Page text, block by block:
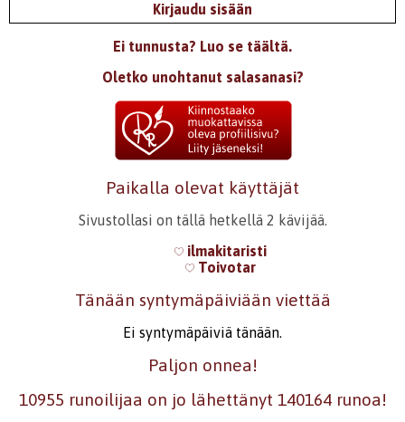
Kirjaudu sisään
Ei tunnusta? Luo se täältä.
Oletko unohtanut salasanasi?
Paikalla olevat käyttäjät
Sivustollasi on tällä hetkellä 2 kävijää.
ilmakitaristi
Toivotar
Tänään syntymäpäiviään viettää
Ei syntymäpäiviä tänään.
Paljon onnea!
10955 runoilijaa on jo lähettänyt 140164 runoa!